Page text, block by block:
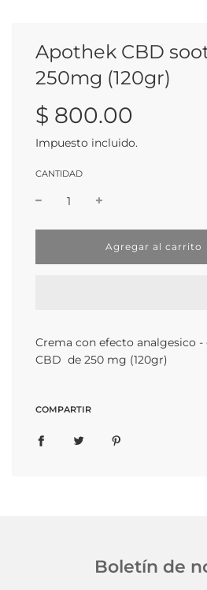
Apothek CBD
250mg (120gr)
Precio
de
oferta
Precio
habitual
$ 800.00
Impuesto incluido.
CANTIDAD
C
o
Agregar al carrito
Crema con efecto analgesico
CBD de 250 mg (120gr)
COMPARTIR
Boletín de